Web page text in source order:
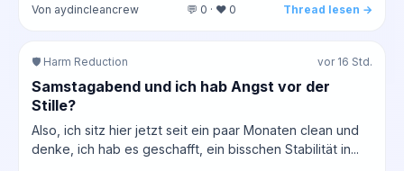
Von aydincleancrew 💬 0 · ❤️ 0 Thread lesen →
🛡️ Harm Reduction vor 16 Std.
Samstagabend und ich hab Angst vor der
Stille?
Also, ich sitz hier jetzt seit ein paar Monaten clean und
denke, ich hab es geschafft, ein bisschen Stabilität in...